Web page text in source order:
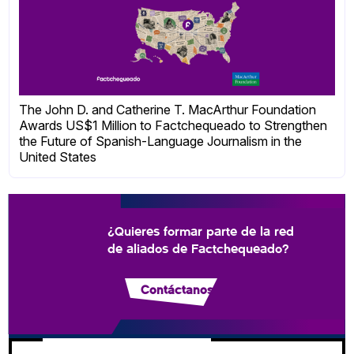
The John D. and Catherine T. MacArthur Foundation
Awards US$1 Million to Factchequeado to Strengthen
the Future of Spanish-Language Journalism in the
United States
¿Quieres formar parte de la red
de aliados de Factchequeado?
Contáctanos